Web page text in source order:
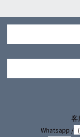
客
Whatsapp /